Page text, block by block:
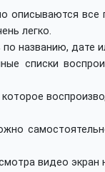
описываются
легко.
названию, дате
списки
видео экран